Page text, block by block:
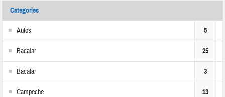
Categories
Autos 5
Bacalar 25
Bacalar 3
Campeche 13